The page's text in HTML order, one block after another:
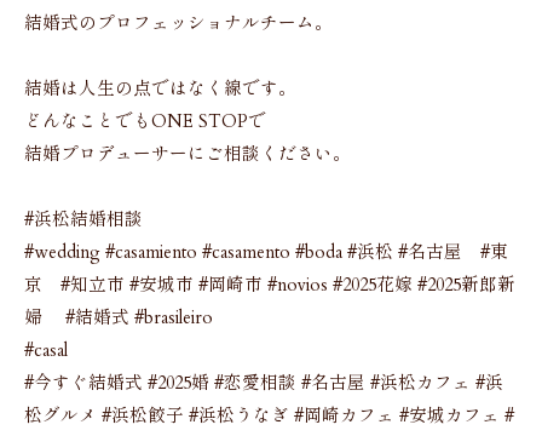
結婚式のプロフェッショナルチーム。
結婚は人生の点ではなく線です。
どんなことでもONE STOPで
結婚プロデューサーにご相談ください。
#浜松結婚相談
#wedding #casamiento #casamento #boda #浜松 #名古屋 #東
京 #知立市 #安城市 #岡崎市 #novios #2025花嫁 #2025新郎新
婦 #結婚式 #brasileiro
#casal
#今すぐ結婚式 #2025婚 #恋愛相談 #名古屋 #浜松カフェ #浜
松グルメ #浜松餃子 #浜松うなぎ #岡崎カフェ #安城カフェ #